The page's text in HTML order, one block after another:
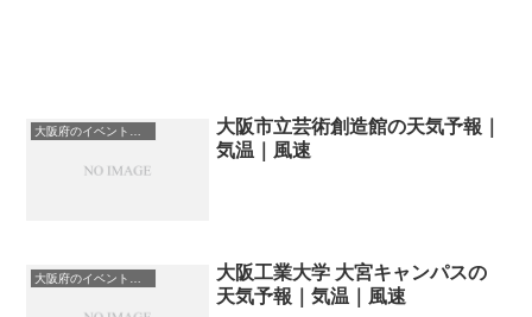
大阪市立芸術創造館の天気予報｜
気温｜風速
大阪工業大学 大宮キャンパスの
天気予報｜気温｜風速